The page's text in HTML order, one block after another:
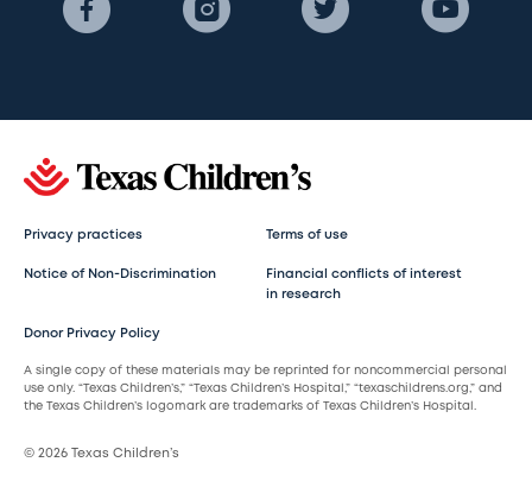
Privacy practices Terms of use
Notice of Non-Discrimination
Financial conflicts of interest
in research
Donor Privacy Policy
A single copy of these materials may be reprinted for noncommercial personal
use only. “Texas Children’s,” “Texas Children’s Hospital,” “texaschildrens.org,” and
the Texas Children’s logomark are trademarks of Texas Children’s Hospital.
© 2026 Texas Children’s